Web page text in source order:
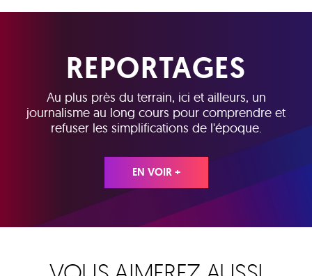
REPORTAGES
Au plus près du terrain, ici et ailleurs, un
journalisme au long cours pour comprendre et
refuser les simplifications de l'époque.
EN VOIR +